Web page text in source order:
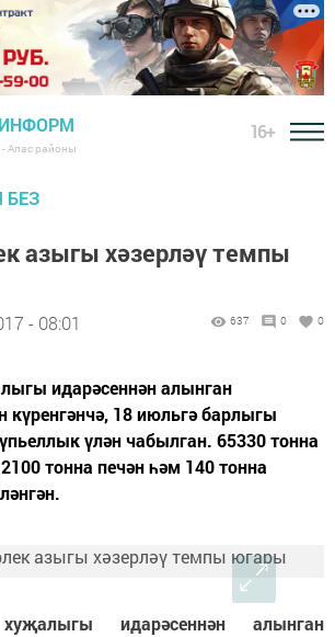
Апас районы
16+
азыгы хәзерләү темпы
- 08:01 637 0 0
идарәсеннән алынган
күренгәнчә, 18 июльгә барлыгы
үлән чабылган. 65330 тонна
тонна печән һәм 140 тонна
идарәсеннән алынган